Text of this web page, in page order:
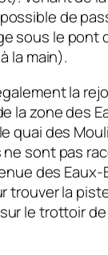
de
sous le pont
la main).
la
la zone des
quai des
sont pas
des
trouver la
le trottoir